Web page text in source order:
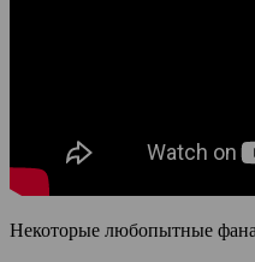
Некоторые любопытные